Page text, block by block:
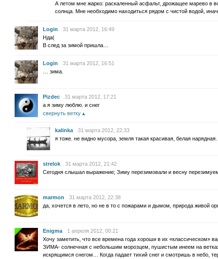
А летом мне жарко: раскаленный асфальт, дрожащее марево в
солнца. Мне необходимо находиться рядом с чистой водой,
Login
31 марта 2012, 16:49
Нда(
В след за зимой пришла…
Login
31 марта 2012, 16:51
… зима.
Pizdec
31 марта 2012, 17:21
а я зиму люблю. и снег
свернуть ветку
kalinka
31 марта 2012, 22:33
я тоже. не видно мусора, земля такая красивая, белая нарядная.
strelok
31 марта 2012, 21:42
Сегодня слышал выражение; Зиму перезимовали и весну
marmon
31 марта 2012, 22:38
да, хочется в лето, но не в то с пожарами и дымом, природа живой
Enigma
1 апреля 2012, 00:21
Хочу заметить, что все времена года хороши в их «классическом»
ЗИМА- солнечная с небольшим морозцем, пушистым инеем на
искрящимся снегом… Когда падает тихий снег и смотришь в небо,